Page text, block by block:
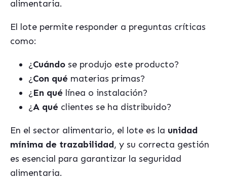
alimentaria.
El lote permite responder a preguntas críticas
como:
¿Cuándo se produjo este producto?
¿Con qué materias primas?
¿En qué línea o instalación?
¿A qué clientes se ha distribuido?
En el sector alimentario, el lote es la unidad
mínima de trazabilidad, y su correcta gestión
es esencial para garantizar la seguridad
alimentaria.